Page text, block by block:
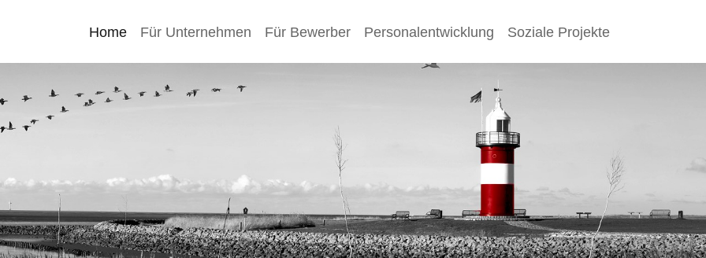
Home Für Unternehmen Für Bewerber Personalentwicklung Soziale Projekte